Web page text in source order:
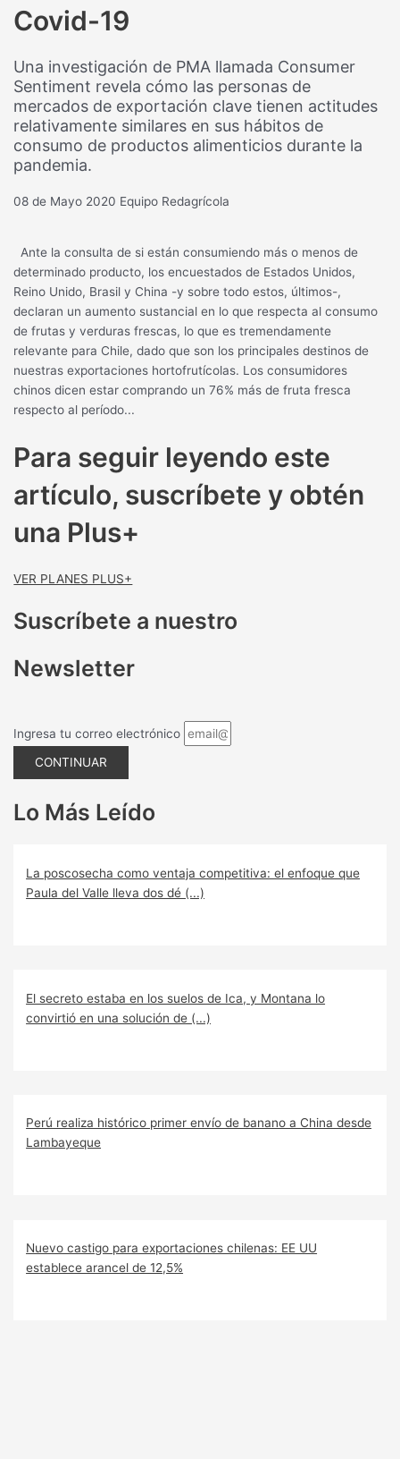
Covid-19
Una investigación de PMA llamada Consumer
Sentiment revela cómo las personas de
mercados de exportación clave tienen actitudes
relativamente similares en sus hábitos de
consumo de productos alimenticios durante la
pandemia.
08 de Mayo 2020 Equipo Redagrícola
Ante la consulta de si están consumiendo más o menos de
determinado producto, los encuestados de Estados Unidos,
Reino Unido, Brasil y China -y sobre todo estos, últimos-,
declaran un aumento sustancial en lo que respecta al consumo
de frutas y verduras frescas, lo que es tremendamente
relevante para Chile, dado que son los principales destinos de
nuestras exportaciones hortofrutícolas. Los consumidores
chinos dicen estar comprando un 76% más de fruta fresca
respecto al período...
Para seguir leyendo este
artículo, suscríbete y obtén
una Plus+
VER PLANES PLUS+
Suscríbete a nuestro
Newsletter
Ingresa tu correo electrónico
CONTINUAR
Lo Más Leído
La poscosecha como ventaja competitiva: el enfoque que
Paula del Valle lleva dos dé (...)
El secreto estaba en los suelos de Ica, y Montana lo
convirtió en una solución de (...)
Perú realiza histórico primer envío de banano a China desde
Lambayeque
Nuevo castigo para exportaciones chilenas: EE UU
establece arancel de 12,5%